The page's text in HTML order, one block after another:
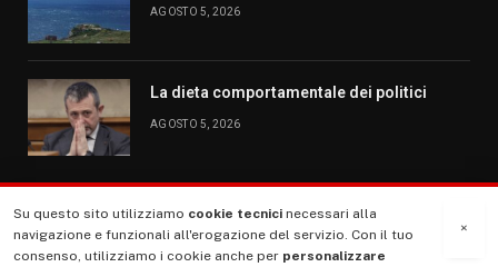
AGOSTO 5, 2026
La dieta comportamentale dei politici
AGOSTO 5, 2026
MENU ×
Su questo sito utilizziamo cookie tecnici necessari alla
navigazione e funzionali all'erogazione del servizio. Con il tuo
consenso, utilizziamo i cookie anche per personalizzare